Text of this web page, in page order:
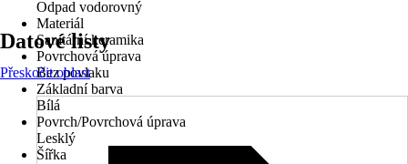
Odpad vodorovný
Materiál
Sanitární keramika
Povrchová úprava
Bez povlaku
Základní barva
Bílá
Povrch/Povrchová úprava
Lesklý
Šířka
Datové listy
Přeskočit oblast